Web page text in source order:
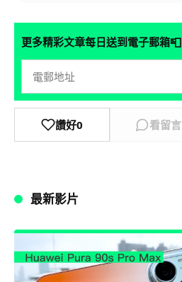
更多精彩文章每日送到電子郵箱📮
讚好0 看留言
最新影片